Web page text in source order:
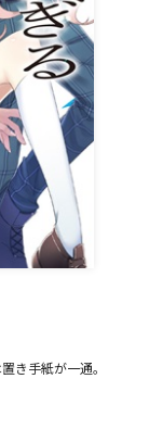
き手紙が一通。